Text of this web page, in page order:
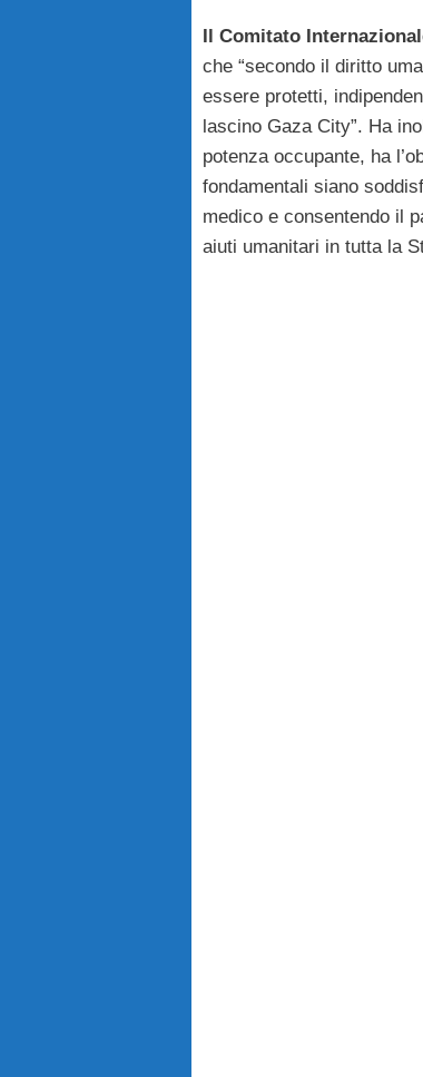
Il Comitato
che “secondo il diritto
essere protetti,
lascino Gaza City”. Ha
potenza occupante, ha
fondamentali siano
medico e consentendo il
aiuti umanitari in tutta la